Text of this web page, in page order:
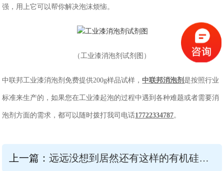
强，用上它可以帮你解决泡沫烦恼。
（工业漆消泡剂试剂图 ）
中联邦工业漆消泡剂免费提供200g样品试样，中联邦消泡剂是按照行业
标准来生产的，如果您在工业漆起泡的过程中遇到各种难题或者需要消
泡剂方面的需求，都可以随时拨打我司电话17722334787。
上一篇： 远远没想到居然还有这样的有机硅涂料消泡剂...